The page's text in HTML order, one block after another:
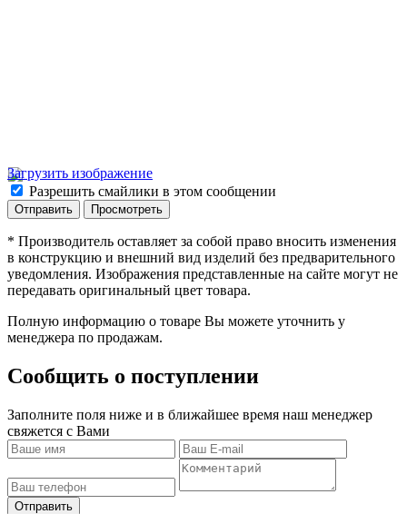
Загрузить изображение
Разрешить смайлики в этом сообщении
* Производитель оставляет за собой право вносить изменения
в конструкцию и внешний вид изделий без предварительного
уведомления. Изображения представленные на сайте могут не
передавать оригинальный цвет товара.
Полную информацию о товаре Вы можете уточнить у
менеджера по продажам.
Сообщить о поступлении
Заполните поля ниже и в ближайшее время наш менеджер
свяжется с Вами